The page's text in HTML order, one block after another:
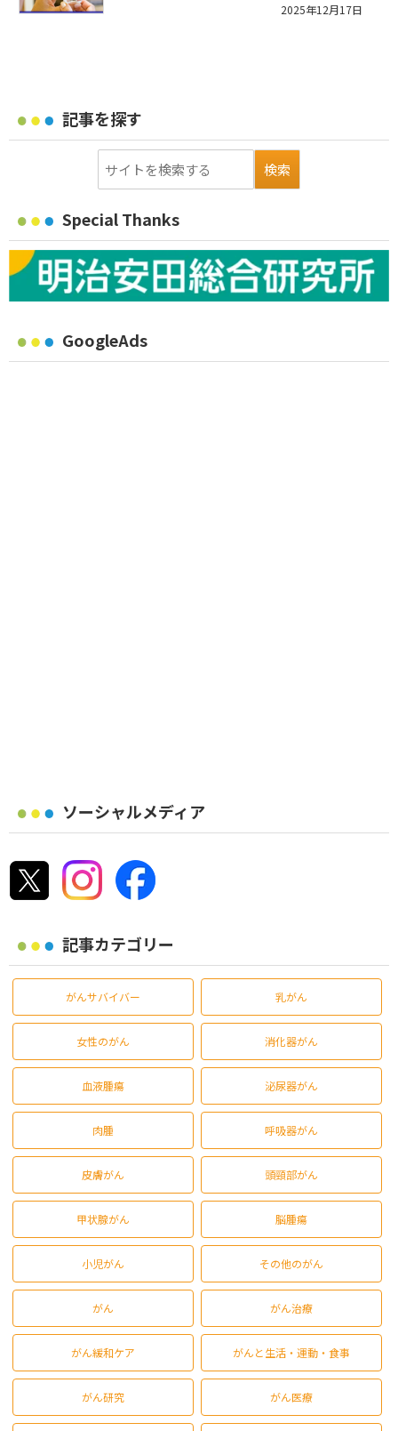
2025年12月17日
記事を探す
Special Thanks
GoogleAds
ソーシャルメディア
記事カテゴリー
がんサバイバー 乳がん
女性のがん 消化器がん
血液腫瘍 泌尿器がん
肉腫 呼吸器がん
皮膚がん 頭頸部がん
甲状腺がん 脳腫瘍
小児がん その他のがん
がん がん治療
がん緩和ケア がんと生活・運動・食事
がん研究 がん医療